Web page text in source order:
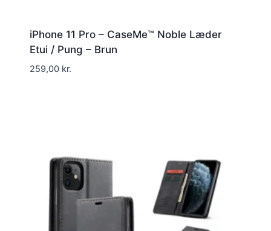
iPhone 11 Pro – CaseMe™ Noble Læder
Etui / Pung – Brun
259,00 kr.